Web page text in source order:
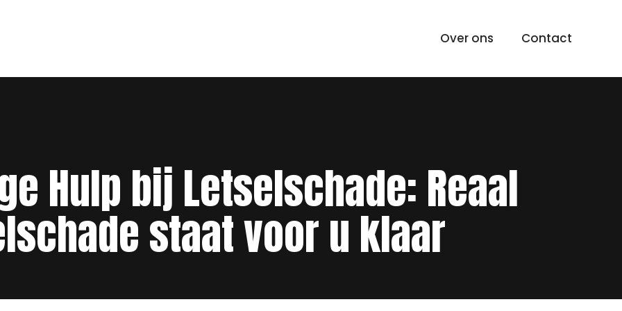
Over ons Contact
Hulp bij Letselschade: Reaal
staat voor u klaar